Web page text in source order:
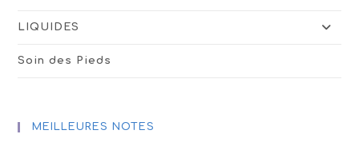
LIQUIDES
Soin des Pieds
MEILLEURES NOTES